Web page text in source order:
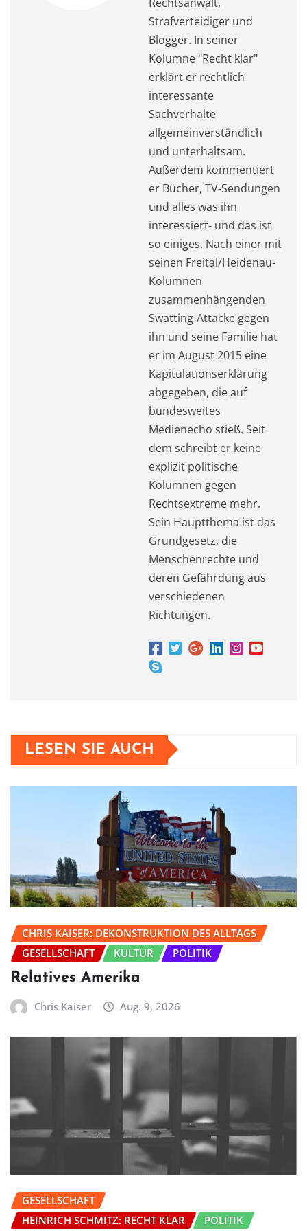
Strafverteidiger und
Blogger. In seiner
Kolumne "Recht klar"
erklärt er rechtlich
interessante
Sachverhalte
allgemeinverständlich
und unterhaltsam.
Außerdem kommentiert
er Bücher, TV-Sendungen
und alles was ihn
interessiert- und das ist
so einiges. Nach einer mit
seinen Freital/Heidenau-
Kolumnen
zusammenhängenden
Swatting-Attacke gegen
ihn und seine Familie hat
er im August 2015 eine
Kapitulationserklärung
abgegeben, die auf
bundesweites
Medienecho stieß. Seit
dem schreibt er keine
explizit politische
Kolumnen gegen
Rechtsextreme mehr.
Sein Hauptthema ist das
Grundgesetz, die
Menschenrechte und
deren Gefährdung aus
verschiedenen
Richtungen.
LESEN SIE AUCH
CHRIS KAISER: DEKONSTRUKTION DES ALLTAGS
GESELLSCHAFT
KULTUR POLITIK
Relatives Amerika
Chris Kaiser Aug. 9, 2026
GESELLSCHAFT
HEINRICH SCHMITZ: RECHT KLAR
POLITIK